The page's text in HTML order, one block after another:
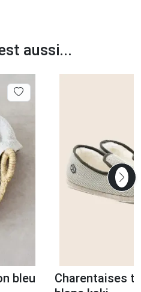
aussi...
bleu
Charentaises